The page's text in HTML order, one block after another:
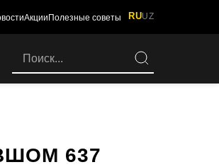
Акции Полезные советы RUUZ
637